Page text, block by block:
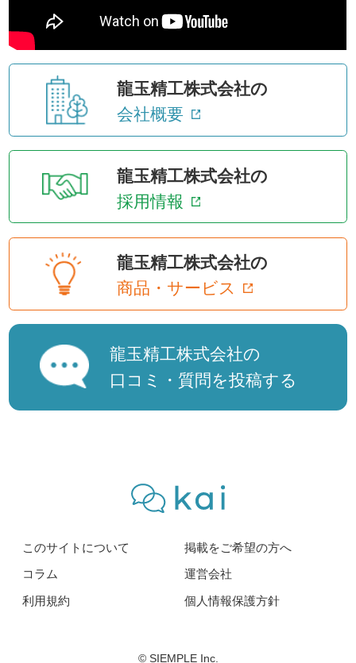
龍玉精工株式会社の
会社概要
龍玉精工株式会社の
採用情報
龍玉精工株式会社の
商品・サービス
龍玉精工株式会社の
口コミ・質問を投稿する
このサイトについて
掲載をご希望の方へ
コラム
運営会社
利用規約
個人情報保護方針
© SIEMPLE Inc.